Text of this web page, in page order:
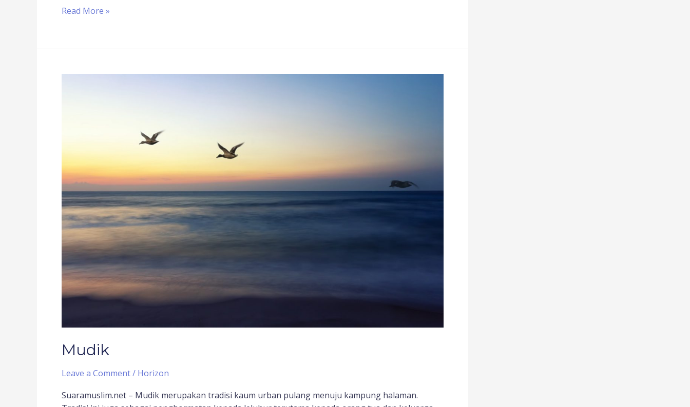
Read More »
Mudik
Leave a Comment/ Horizon
Suaramuslim.net – Mudik merupakan tradisi kaum urban pulang menuju kampung halaman.